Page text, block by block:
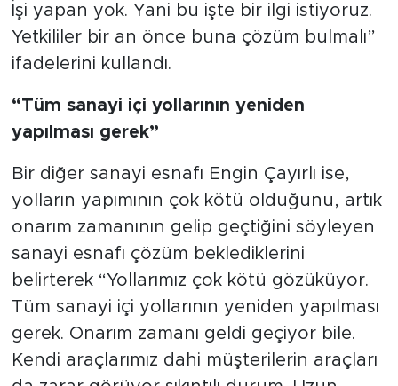
İşi yapan yok. Yani bu işte bir ilgi istiyoruz.
Yetkililer bir an önce buna çözüm bulmalı”
ifadelerini kullandı.
“Tüm sanayi içi yollarının yeniden
yapılması gerek”
Bir diğer sanayi esnafı Engin Çayırlı ise,
yolların yapımının çok kötü olduğunu, artık
onarım zamanının gelip geçtiğini söyleyen
sanayi esnafı çözüm beklediklerini
belirterek “Yollarımız çok kötü gözüküyor.
Tüm sanayi içi yollarının yeniden yapılması
gerek. Onarım zamanı geldi geçiyor bile.
Kendi araçlarımız dahi müşterilerin araçları